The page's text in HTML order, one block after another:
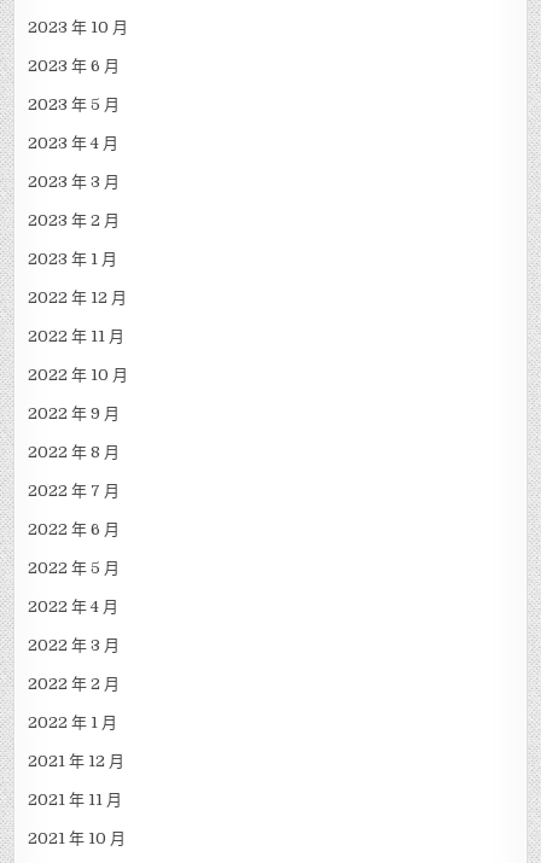
2023 年 10 月
2023 年 6 月
2023 年 5 月
2023 年 4 月
2023 年 3 月
2023 年 2 月
2023 年 1 月
2022 年 12 月
2022 年 11 月
2022 年 10 月
2022 年 9 月
2022 年 8 月
2022 年 7 月
2022 年 6 月
2022 年 5 月
2022 年 4 月
2022 年 3 月
2022 年 2 月
2022 年 1 月
2021 年 12 月
2021 年 11 月
2021 年 10 月